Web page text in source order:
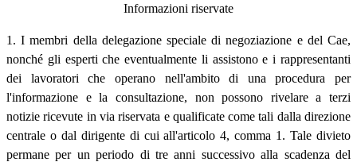
Informazioni riservate
1. I membri della delegazione speciale di negoziazione e del Cae,
nonché gli esperti che eventualmente li assistono e i rappresentanti
dei lavoratori che operano nell'ambito di una procedura per
l'informazione e la consultazione, non possono rivelare a terzi
notizie ricevute in via riservata e qualificate come tali dalla direzione
centrale o dal dirigente di cui all'articolo 4, comma 1. Tale divieto
permane per un periodo di tre anni successivo alla scadenza del